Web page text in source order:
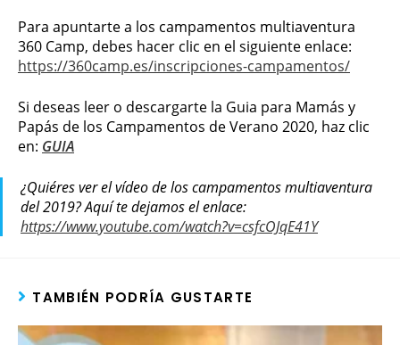
Para apuntarte a los campamentos multiaventura
360 Camp, debes hacer clic en el siguiente enlace:
https://360camp.es/inscripciones-campamentos/
Si deseas leer o descargarte la Guia para Mamás y
Papás de los Campamentos de Verano 2020, haz clic
en: GUIA
¿Quiéres ver el vídeo de los campamentos multiaventura
del 2019? Aquí te dejamos el enlace:
https://www.youtube.com/watch?v=csfcOJqE41Y
TAMBIÉN PODRÍA GUSTARTE